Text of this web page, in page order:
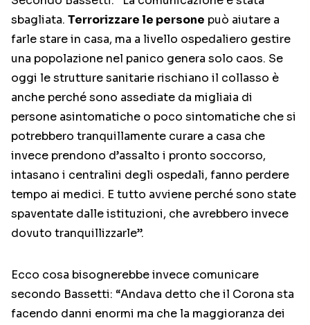
sbagliata. Terrorizzare le persone può aiutare a
farle stare in casa, ma a livello ospedaliero gestire
una popolazione nel panico genera solo caos. Se
oggi le strutture sanitarie rischiano il collasso è
anche perché sono assediate da migliaia di
persone asintomatiche o poco sintomatiche che si
potrebbero tranquillamente curare a casa che
invece prendono d’assalto i pronto soccorso,
intasano i centralini degli ospedali, fanno perdere
tempo ai medici. E tutto avviene perché sono state
spaventate dalle istituzioni, che avrebbero invece
dovuto tranquillizzarle”.
Ecco cosa bisognerebbe invece comunicare
secondo Bassetti: “Andava detto che il Corona sta
facendo danni enormi ma che la maggioranza dei